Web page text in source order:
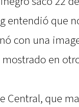
entendió que
con una
mostrado en
Central, que